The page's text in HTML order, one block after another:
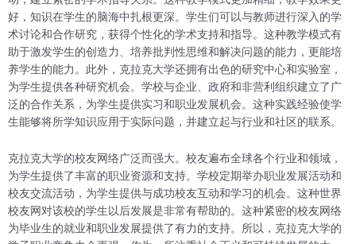
好，知识在学生的脑海中扎根更深。学生们可以与教师进行深入的学
术讨论和合作研究，获得个性化的学术支持和指导。这种教学模式有
助于激发学生的创造力、培养批判性思维和解决问题的能力，更能培
养学生的能力。此外，克拉克大学还拥有出色的研究中心和实验室，
为学生提供各种研究机会。学校与企业、政府和非营利组织建立了广
泛的合作关系，为学生提供实习和职业发展机会。这种实践经验使学
生能够将所学知识应用于实际问题，并建立起与行业和社区的联系。
克拉克大学的校友网络广泛而强大。校友遍布全球各个行业和领域，
为学生提供了丰富的职业资源和支持。学校定期举办职业发展活动和
校友交流活动，为学生提供与成功校友互动和学习的机会。这种世界
校友网对该校的学生以后发展是非常有帮助的。这种紧密的校友网络
为毕业生的就业和职业发展提供了有力的支持。所以，克拉克大学的